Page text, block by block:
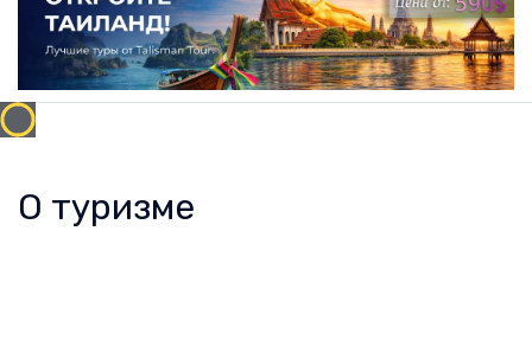
Туры
Тур. фирмы
Табло прилета
О туризме